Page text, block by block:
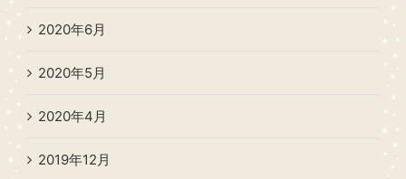
2020年6月
2020年5月
2020年4月
2019年12月